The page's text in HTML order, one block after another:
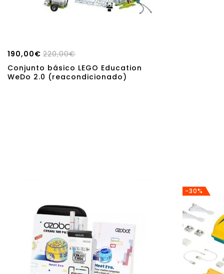
220,00€
190,00€
Conjunto básico LEGO Education
WeDo 2.0 (reacondicionado)
-30%